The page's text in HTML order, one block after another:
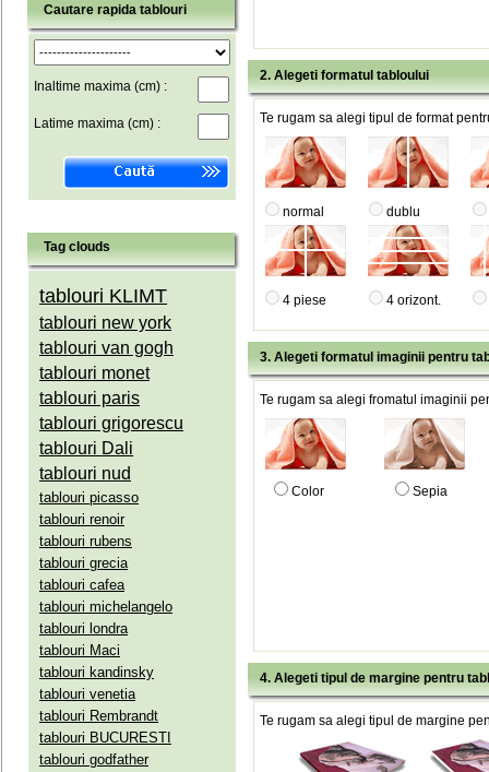
Cautare rapida tablouri
Inaltime maxima (cm) :
Latime maxima (cm) :
Tag clouds
tablouri KLIMT
tablouri new york
tablouri van gogh
tablouri monet
tablouri paris
tablouri grigorescu
tablouri Dali
tablouri nud
tablouri picasso
tablouri renoir
tablouri rubens
tablouri grecia
tablouri cafea
tablouri michelangelo
tablouri londra
tablouri Maci
tablouri kandinsky
tablouri venetia
tablouri Rembrandt
tablouri BUCURESTI
tablouri godfather
2. Alegeti formatul tabloului
Te rugam sa alegi tipul de format
normal dublu
4 piese 4 orizont.
3. Alegeti formatul imaginii pentru
Te rugam sa alegi fromatul imaginii
Color Sepia
4. Alegeti tipul de margine pentru
Te rugam sa alegi tipul de margine